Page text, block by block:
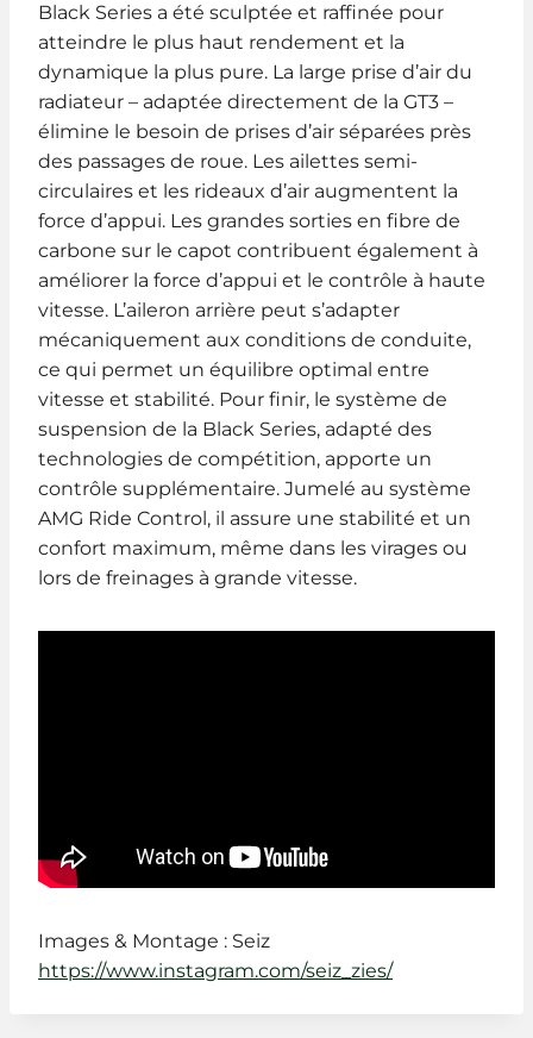
Black Series a été sculptée et raffinée pour
atteindre le plus haut rendement et la
dynamique la plus pure. La large prise d’air du
radiateur – adaptée directement de la GT3 –
élimine le besoin de prises d’air séparées près
des passages de roue. Les ailettes semi-
circulaires et les rideaux d’air augmentent la
force d’appui. Les grandes sorties en fibre de
carbone sur le capot contribuent également à
améliorer la force d’appui et le contrôle à haute
vitesse. L’aileron arrière peut s’adapter
mécaniquement aux conditions de conduite,
ce qui permet un équilibre optimal entre
vitesse et stabilité. Pour finir, le système de
suspension de la Black Series, adapté des
technologies de compétition, apporte un
contrôle supplémentaire. Jumelé au système
AMG Ride Control, il assure une stabilité et un
confort maximum, même dans les virages ou
lors de freinages à grande vitesse.
Images & Montage : Seiz
https://www.instagram.com/seiz_zies/